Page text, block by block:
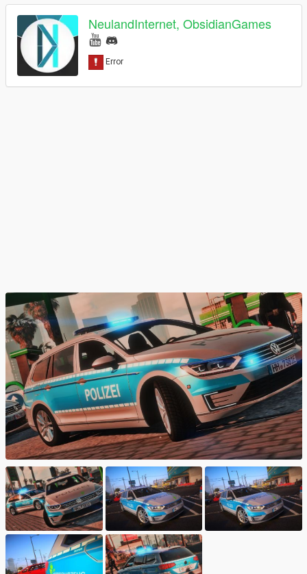
NeulandInternet, ObsidianGames